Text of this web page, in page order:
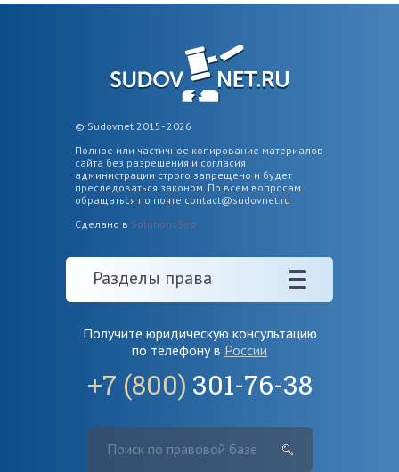
© Sudovnet 2015- 2026
Полное или частичное копирование материалов
сайта без разрешения и согласия
администрации строго запрещено и будет
преследоваться законом. По всем вопросам
обращаться по почте contact@sudovnet.ru
Сделано в SolutionsSeo
Разделы права
Получите юридическую консультацию
по телефону в России
+7 (800) 301-76-38